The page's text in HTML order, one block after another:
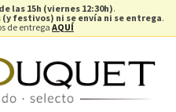
las 15h (viernes 12:30h).
(y festivos) ni se envía ni se entrega.
de entregaAQUÍ